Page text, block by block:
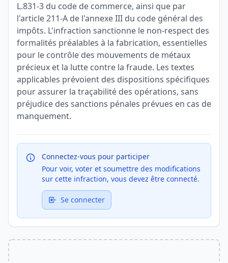
L.831-3 du code de commerce, ainsi que par
l'article 211-A de l'annexe III du code général des
impôts. L'infraction sanctionne le non-respect des
formalités préalables à la fabrication, essentielles
pour le contrôle des mouvements de métaux
précieux et la lutte contre la fraude. Les textes
applicables prévoient des dispositions spécifiques
pour assurer la traçabilité des opérations, sans
préjudice des sanctions pénales prévues en cas de
manquement.
Connectez-vous pour participer
Pour voir, voter et soumettre des modifications
sur cette infraction, vous devez être connecté.
Se connecter